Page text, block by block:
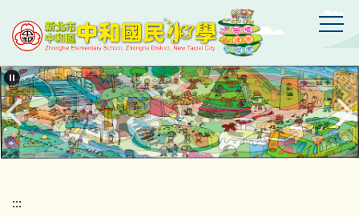
到
主
要
內
容
區
新
北
市
中
和
區
國
:::